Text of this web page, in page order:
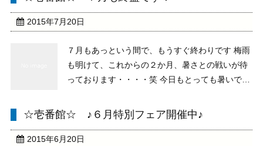
かけの帰り・お出かけついでにでも是非、お越し
2015年7月20日
７月もあっという間で、もうすぐ終わりです 梅雨
も明けて、これからの２か月、暑さとの戦いが待
っております・・・・笑 今日もとっても暑いです
笑 そんな日が何日も続くと思うと・・・・つらい
日、３ ...
☆壱番館☆ ♪６月特別フェア開催中♪
2015年6月20日